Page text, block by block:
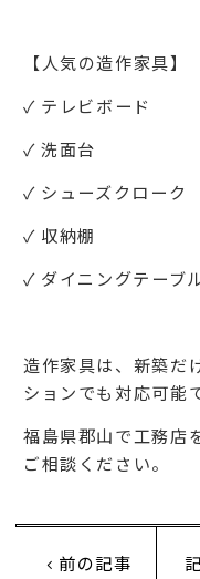
【人気の造作家具】
✓ テレビボード
✓ 洗面台
✓ シューズクローク
✓ 収納棚
✓ ダイニングテー
造作家具は、新築だ
ションでも対応可能
福島県郡山で工務店
ご相談ください。
前の記事